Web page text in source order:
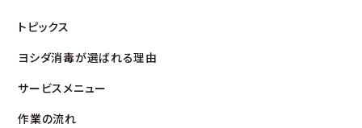
トピックス
ヨシダ消毒が選ばれる理由
サービスメニュー
作業の流れ